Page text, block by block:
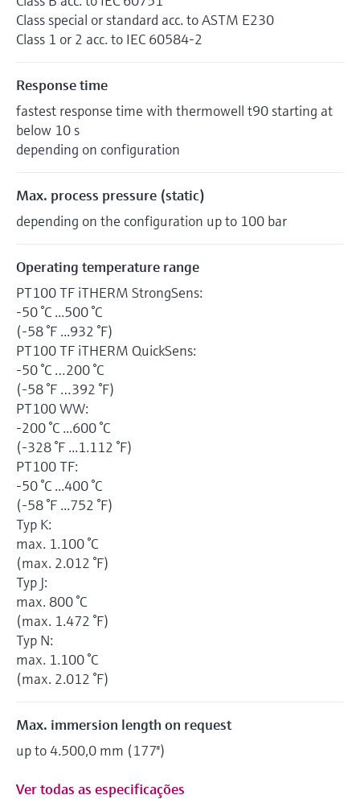
Class special or standard acc. to ASTM E230
Class 1 or 2 acc. to IEC 60584-2
Response time
fastest response time with thermowell t90 starting at
below 10 s
depending on configuration
Max. process pressure (static)
depending on the configuration up to 100 bar
Operating temperature range
PT100 TF iTHERM StrongSens:
-50 °C ...500 °C
(-58 °F ...932 °F)
PT100 TF iTHERM QuickSens:
-50 °C …200 °C
(-58 °F …392 °F)
PT100 WW:
-200 °C ...600 °C
(-328 °F ...1.112 °F)
PT100 TF:
-50 °C ...400 °C
(-58 °F ...752 °F)
Typ K:
max. 1.100 °C
(max. 2.012 °F)
Typ J:
max. 800 °C
(max. 1.472 °F)
Typ N:
max. 1.100 °C
(max. 2.012 °F)
Max. immersion length on request
up to 4.500,0 mm (177'')
Ver todas as especificações